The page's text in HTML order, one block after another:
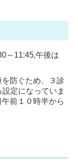
～11:45,午後は
防ぐため、３診
定になっていま
前１０時半から